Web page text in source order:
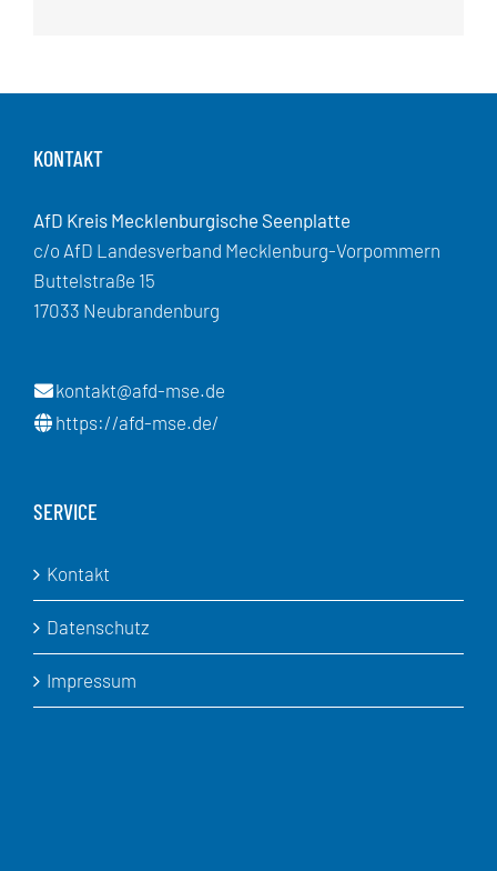
KONTAKT
AfD Kreis Mecklenburgische Seenplatte
c/o AfD Landesverband Mecklenburg-Vorpommern
Buttelstraße 15
17033 Neubrandenburg
kontakt@afd-mse.de
https://afd-mse.de/
SERVICE
Kontakt
Datenschutz
Impressum